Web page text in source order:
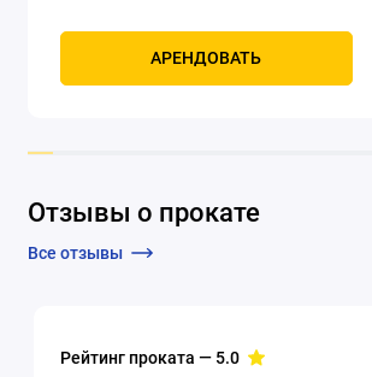
АРЕНДОВАТЬ
Отзывы о прокате
Все отзывы
Рейтинг проката — 5.0